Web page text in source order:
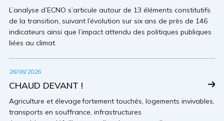
L’analyse d’ECNO s’articule autour de 13 éléments constitutifs
de la transition, suivant l’évolution sur six ans de près de 146
indicateurs ainsi que l’impact attendu des politiques publiques
liées au climat.
26/06/2026
CHAUD DEVANT !
Agriculture et élevage fortement touchés, logements invivables,
transports en souffrance, infrastructures